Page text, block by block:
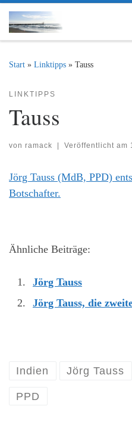
Zum Inhalt springen
Start » Linktipps » Tauss
LINKTIPPS
Tauss
von ramack | Veröffentlicht am
Jörg Tauss (MdB, PPD)
Botschafter.
Ähnliche Beiträge:
Jörg Tauss
Jörg Tauss, die
Indien Jörg Tauss
PPD